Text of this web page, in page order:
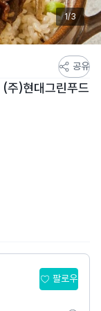
1/3
공유
주)현대그린푸드
팔로우